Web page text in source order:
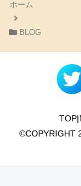
ホーム
BLOG
TOP|
©COPYRIGHT